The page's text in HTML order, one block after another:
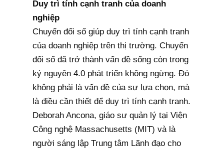
Duy trì tính cạnh tranh của doanh
nghiệp
Chuyển đổi số giúp duy trì tính cạnh tranh
của doanh nghiệp trên thị trường. Chuyển
đổi số đã trở thành vấn đề sống còn trong
kỷ nguyên 4.0 phát triển không ngừng. Đó
không phải là vấn đề của sự lựa chọn, mà
là điều cần thiết để duy trì tính cạnh tranh.
Deborah Ancona, giáo sư quản lý tại Viện
Công nghệ Massachusetts (MIT) và là
người sáng lập Trung tâm Lãnh đạo cho